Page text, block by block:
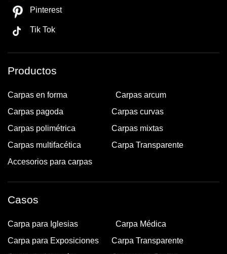
Pinterest
Tik Tok
Productos
Carpas en forma
Carpas arcum
Carpas pagoda
Carpas curvas
Carpas polimétrica
Carpas mixtas
Carpas multifacética
Carpa Transparente
Accesorios para carpas
Casos
Carpa para Iglesias
Carpa Médica
Carpa para Exposiciones
Carpa Transparente